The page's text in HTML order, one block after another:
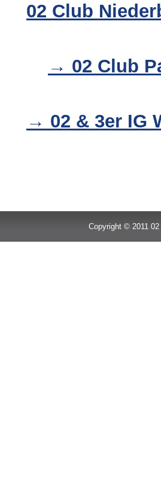
02 Club
→ 02 Club
→ 02 & 3er IG
Copyright © 2011